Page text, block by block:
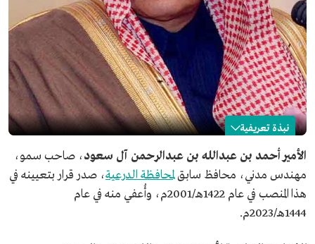
نبذة تعريفية
أحمد بن عبدالله بن عبدالرحمن آل سعود
الاسم
أحمد بن عبدالله بن عبدالرحمن آل سعود.
السابقة التشريفية
صاحب سمو.
المهنة
الأمير أحمد بن عبدالله بن عبدالرحمن آل سعود، صاحب سمو،
مهندس مدني، محافظ سابقلمحافظة الدرعية، صدر قرار بتعيينه في
هذا المنصب في عام 1422هـ/2001م، وأُعفي منه في عام
1444هـ/2023م.